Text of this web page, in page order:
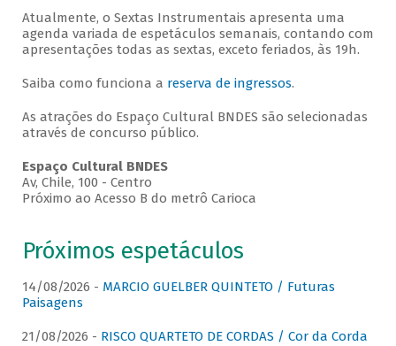
Atualmente, o Sextas Instrumentais apresenta uma
agenda variada de espetáculos semanais, contando com
apresentações todas as sextas, exceto feriados, às 19h.
Saiba como funciona a reserva de ingressos.
As atrações do Espaço Cultural BNDES são selecionadas
através de concurso público.
Espaço Cultural BNDES
Av, Chile, 100 - Centro
Próximo ao Acesso B do metrô Carioca
Próximos espetáculos
14/08/2026 - MARCIO GUELBER QUINTETO / Futuras
Paisagens
21/08/2026 - RISCO QUARTETO DE CORDAS / Cor da Corda